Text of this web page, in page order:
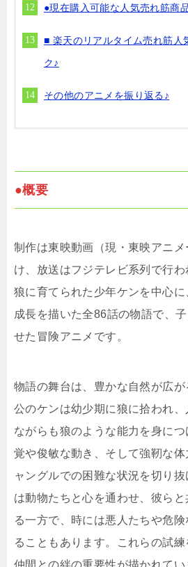
●現在購入可能な人気売れ筋商
■ 楽天のリアルタイム売れ筋人
ク♪
その他のアニメを振り返る♪
●概要
制作は東映動画（現・東映アニ
け、放送はフジテレビ系列で行わ
狼に育てられた少年ケンを中心に
成長を描いた全86話の物語で、
せた冒険アニメです。
物語の舞台は、豊かな自然が広が
公のケンは幼少期に狼に拾われ
ながらも狼のような能力を身に
覚や俊敏な動き、そして強靭な
ャングルでの困難な状況を切り
は動物たちと心を通わせ、彼ら
る一方で、時には悪人たちや危
ることもあります。これらの試
仲間との絆の重要性が描かれてい